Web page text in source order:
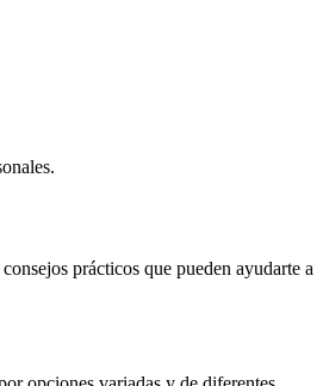
prácticos que pueden ayudarte a